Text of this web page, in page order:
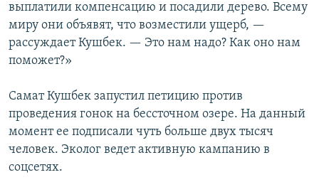
выплатили компенсацию и посадили дерево. Всему
миру они объявят, что возместили ущерб, —
рассуждает Кушбек. — Это нам надо? Как оно нам
поможет?»
Самат Кушбек запустил петицию против
проведения гонок на бессточном озере. На данный
момент ее подписали чуть больше двух тысяч
человек. Эколог ведет активную кампанию в
соцсетях.